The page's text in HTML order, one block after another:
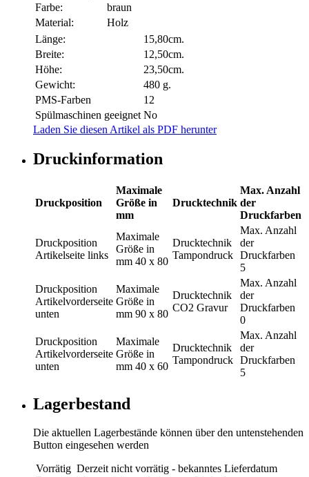
Farbe:
braun
Material:
Holz
Länge:
15,80cm.
Breite:
12,50cm.
Höhe:
23,50cm.
Gewicht:
480 g.
PMS-Farben
12
Spülmaschinen geeignet No
Laden Sie diesen Artikel als PDF herunter
Druckinformation
Druckposition
Maximale
Größe in
mm
Drucktechnik
Max. Anzahl
der
Druckfarben
Druckposition
Artikelseite links
Maximale
Größe in
mm 40 x 80
Drucktechnik
Tampondruck
Max. Anzahl
der
Druckfarben
5
Druckposition
Artikelvorderseite
unten
Maximale
Größe in
mm 90 x 80
Drucktechnik
CO2 Gravur
Max. Anzahl
der
Druckfarben
0
Druckposition
Artikelvorderseite
unten
Maximale
Größe in
mm 40 x 60
Drucktechnik
Tampondruck
Max. Anzahl
der
Druckfarben
5
Lagerbestand
Die aktuellen Lagerbestände können über den untenstehenden
Button eingesehen werden
Vorrätig Derzeit nicht vorrätig - bekanntes Lieferdatum